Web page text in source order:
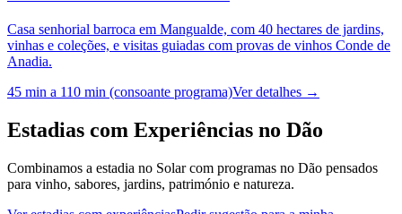
Casa senhorial barroca em Mangualde, com 40 hectares de jardins,
vinhas e coleções, e visitas guiadas com provas de vinhos Conde de
Anadia.
45 min a 110 min (consoante programa)Ver detalhes →
Estadias com Experiências no Dão
Combinamos a estadia no Solar com programas no Dão pensados
para vinho, sabores, jardins, património e natureza.